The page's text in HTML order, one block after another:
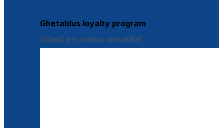
Ghetaldus loyalty program
Uštedi pri svakoj narudžbi!